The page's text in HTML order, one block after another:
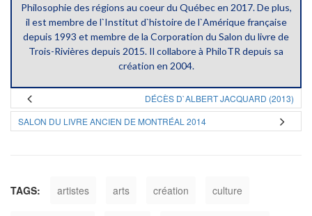
Philosophie des régions au coeur du Québec en 2017. De plus,
il est membre de l`Institut d`histoire de l`Amérique française
depuis 1993 et membre de la Corporation du Salon du livre de
Trois-Rivières depuis 2015. Il collabore à PhiloTR depuis sa
création en 2004.
DÉCÈS D`ALBERT JACQUARD (2013)
SALON DU LIVRE ANCIEN DE MONTRÉAL 2014
TAGS: artistes arts création culture